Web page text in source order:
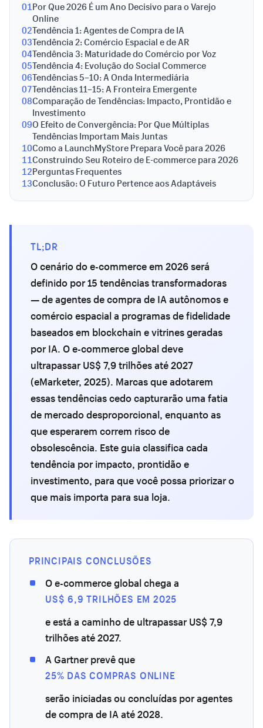
01Por Que 2026 É um Ano Decisivo para o Varejo
Online
02Tendência 1: Agentes de Compra de IA
03Tendência 2: Comércio Espacial e de AR
04Tendência 3: Maturidade do Comércio por Voz
05Tendência 4: Evolução do Social Commerce
06Tendências 5–10: A Onda Intermediária
07Tendências 11–15: A Fronteira Emergente
08Comparação de Tendências: Impacto, Prontidão e
Investimento
09O Efeito de Convergência: Por Que Múltiplas
Tendências Importam Mais Juntas
10Como a LaunchMyStore Prepara Você para 2026
11Construindo Seu Roteiro de E-commerce para 2026
12Perguntas Frequentes
13Conclusão: O Futuro Pertence aos Adaptáveis
TL;DR
O cenário do e-commerce em 2026 será
definido por 15 tendências transformadoras
— de agentes de compra de IA autônomos e
comércio espacial a programas de fidelidade
baseados em blockchain e vitrines geradas
por IA. O e-commerce global deve
ultrapassar US$ 7,9 trilhões até 2027
(eMarketer, 2025). Marcas que adotarem
essas tendências cedo capturarão uma fatia
de mercado desproporcional, enquanto as
que esperarem correm risco de
obsolescência. Este guia classifica cada
tendência por impacto, prontidão e
investimento, para que você possa priorizar o
que mais importa para sua loja.
PRINCIPAIS CONCLUSÕES
O e-commerce global chega a
US$ 6,9 TRILHÕES EM 2025
e está a caminho de ultrapassar US$ 7,9
trilhões até 2027.
A Gartner prevê que
25% DAS COMPRAS ONLINE
serão iniciadas ou concluídas por agentes
de compra de IA até 2028.